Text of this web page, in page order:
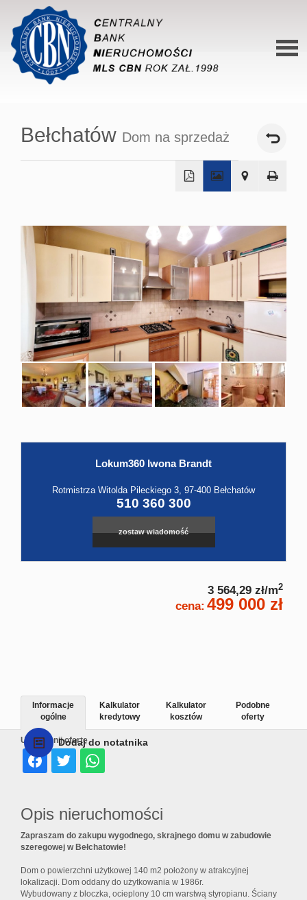
O
Domy
Hale
Bełchatów Dom na sprzedaż
−
Lokum360 Iwona Brandt
Rotmistrza Witolda Pileckiego 3, 97-400 Bełchatów
510 360 300
zostaw wiadomość
3 564,29 zł/m2
cena: 499 000 zł
Dodaj do notatnika
Udostępnij ofertę
Informacje
ogólne
Kalkulator
kredytowy
Kalkulator
kosztów
Podobne
oferty
Opis nieruchomości
Zapraszam do zakupu wygodnego, skrajnego domu w zabudowie
szeregowej w Bełchatowie!
Dom o powierzchni użytkowej 140 m2 położony w atrakcyjnej
lokalizacji. Dom oddany do użytkowania w 1986r.
Wybudowany z bloczka, ocieplony 10 cm warstwą styropianu. Ściany